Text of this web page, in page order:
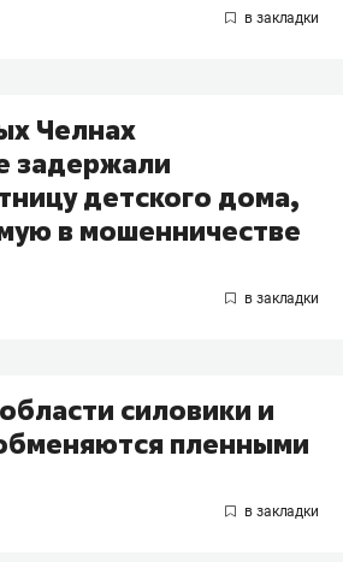
Челнах
задержали
детского дома,
в мошенничестве
силовики и
пленными